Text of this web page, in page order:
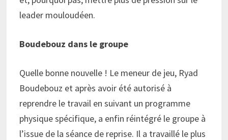
leader mouloudéen.
Boudebouz dans le groupe
Quelle bonne nouvelle ! Le meneur de jeu, Ryad
Boudebouz et après avoir été autorisé à
reprendre le travail en suivant un programme
physique spécifique, a enfin réintégré le groupe à
l’issue de la séance de reprise. Il a travaillé le plus